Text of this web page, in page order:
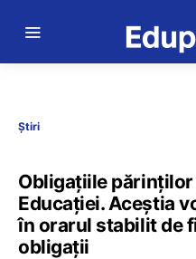
Știri
Obligațiile părinților
Educației. Aceștia
în orarul stabilit de
obligații